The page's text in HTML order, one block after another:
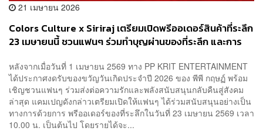
21 เมษายน 2026
Colors Culture x Siriraj เตรียมเปิดพรีออเดอร์สินค้าที่ระลึก
23 เมษายนนี้ ชวนแฟนๆ ร่วมทำบุญผ่านของที่ระลึก และการ
หลังจากเมื่อวันที่ 1 เมษายน 2569 ทาง PP KRIT ENTERTAINMENT
ได้ประกาศงดรับของขวัญวันเกิดประจำปี 2026 ของ พีพี กฤษฏ์ พร้อม
เชิญชวนแฟนๆ ร่วมส่งต่อความรักและพลังสนับสนุนกลับคืนสู่สังคม
ล่าสุด แคมเปญดังกล่าวเตรียมเปิดให้แฟนๆ ได้ร่วมสนับสนุนอย่างเป็น
ทางการด้วยการ พรีออเดอร์ของที่ระลึกในวันที่ 23 เมษายน 2569 เวลา
10.00 น. เป็นต้นไป โดยรายได้จะ...